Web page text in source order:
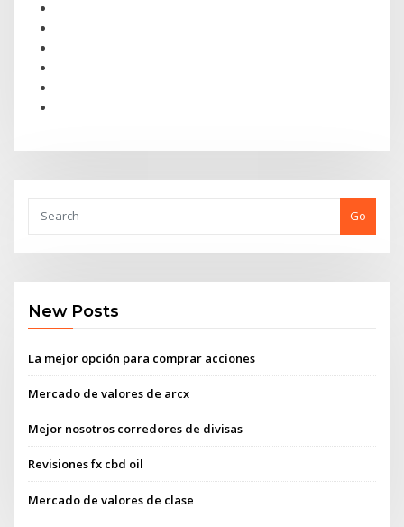
Go
New Posts
La mejor opción para comprar acciones
Mercado de valores de arcx
Mejor nosotros corredores de divisas
Revisiones fx cbd oil
Mercado de valores de clase